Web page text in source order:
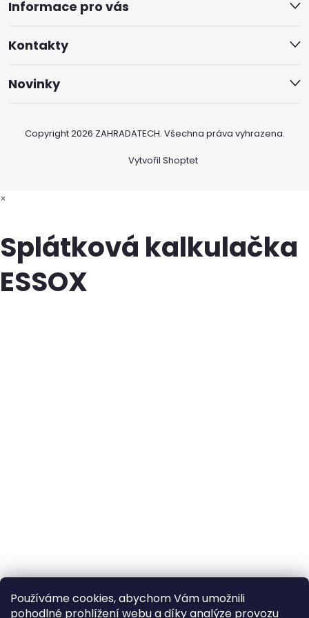
Používáme cookies, abychom Vám umožnili
pohodlné prohlížení webu a díky analýze provozu
Informace pro vás
Kontakty
Novinky
Vytvořil Shoptet
Copyright 2026 ZAHRADATECH. Všechna práva vyhrazena.
×
Splátková kalkulačka
ESSOX